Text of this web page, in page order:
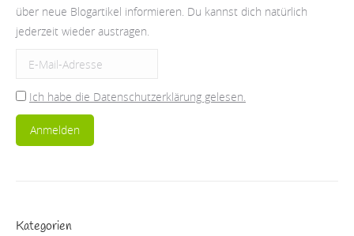
über neue Blogartikel informieren. Du kannst dich natürlich
jederzeit wieder austragen.
Ich habe die Datenschutzerklärung gelesen.
Kategorien